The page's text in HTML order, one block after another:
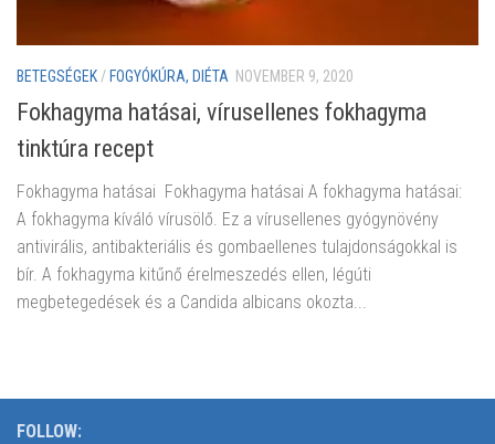
BETEGSÉGEK / FOGYÓKÚRA, DIÉTA NOVEMBER 9, 2020
Fokhagyma hatásai, vírusellenes fokhagyma
tinktúra recept
Fokhagyma hatásai Fokhagyma hatásai A fokhagyma hatásai:
A fokhagyma kíváló vírusölő. Ez a vírusellenes gyógynövény
antivirális, antibakteriális és gombaellenes tulajdonságokkal is
bír. A fokhagyma kitűnő érelmeszedés ellen, légúti
megbetegedések és a Candida albicans okozta...
FOLLOW: